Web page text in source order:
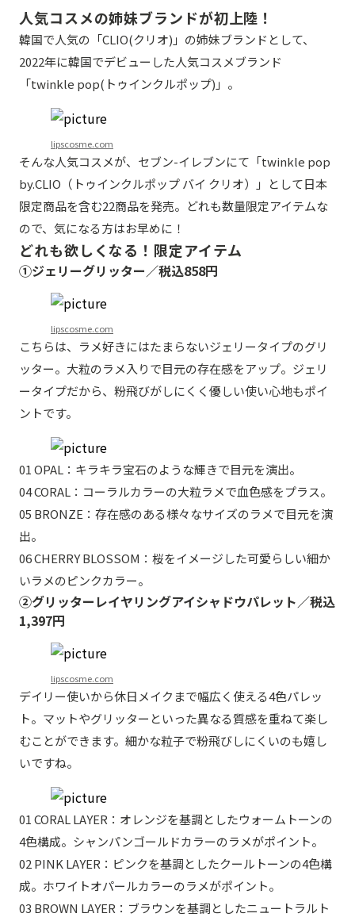
人気コスメの姉妹ブランドが初上陸！
韓国で人気の「CLIO(クリオ)」の姉妹ブランドとして、
2022年に韓国でデビューした人気コスメブランド
「twinkle pop(トゥインクルポップ)」。
lipscosme.com
そんな人気コスメが、セブン-イレブンにて「twinkle pop
by.CLIO（トゥインクルポップ バイ クリオ）」として⽇本
限定商品を含む22商品を発売。どれも数量限定アイテムな
ので、気になる方はお早めに！
どれも欲しくなる！限定アイテム
①ジェリーグリッター／税込858円
lipscosme.com
こちらは、ラメ好きにはたまらないジェリータイプのグリ
ッター。大粒のラメ入りで目元の存在感をアップ。ジェリ
ータイプだから、粉飛びがしにくく優しい使い心地もポイ
ントです。
01 OPAL：キラキラ宝石のような輝きで目元を演出。
04 CORAL：コーラルカラーの大粒ラメで血色感をプラス。
05 BRONZE：存在感のある様々なサイズのラメで目元を演
出。
06 CHERRY BLOSSOM：桜をイメージした可愛らしい細か
いラメのピンクカラー。
②グリッターレイヤリングアイシャドウパレット／税込
1,397円
lipscosme.com
デイリー使いから休日メイクまで幅広く使える4色パレッ
ト。マットやグリッターといった異なる質感を重ねて楽し
むことができます。細かな粒子で粉飛びしにくいのも嬉し
いですね。
01 CORAL LAYER：オレンジを基調としたウォームトーンの
4色構成。シャンパンゴールドカラーのラメがポイント。
02 PINK LAYER：ピンクを基調としたクールトーンの4色構
成。ホワイトオパールカラーのラメがポイント。
03 BROWN LAYER：ブラウンを基調としたニュートラルト